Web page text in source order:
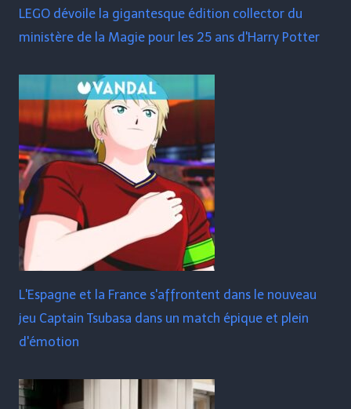
LEGO dévoile la gigantesque édition collector du
ministère de la Magie pour les 25 ans d'Harry Potter
L'Espagne et la France s'affrontent dans le nouveau
jeu Captain Tsubasa dans un match épique et plein
d'émotion